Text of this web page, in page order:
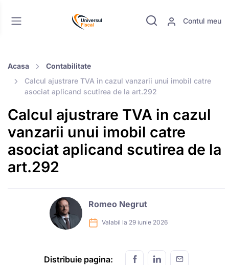
Contul meu
Acasa
Contabilitate
Calcul ajustrare TVA in cazul vanzarii unui imobil catre
asociat aplicand scutirea de la art.292
Calcul ajustrare TVA in cazul
vanzarii unui imobil catre
asociat aplicand scutirea de la
art.292
Romeo Negrut
Valabil la 29 iunie 2026
Distribuie pagina: